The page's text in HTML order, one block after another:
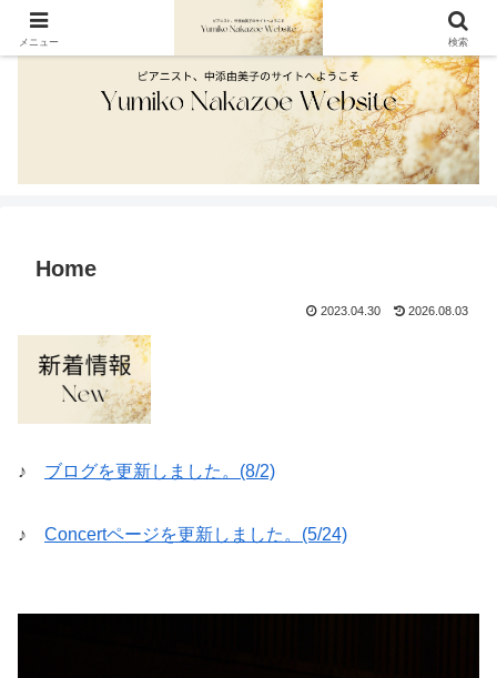
Home
2023.04.30 2026.08.03
♪ ブログを更新しました。(8/2)
♪ Concertページを更新しました。(5/24)
メニュー 検索